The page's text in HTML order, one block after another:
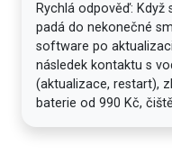
Rychlá odpověď:
padá do nekonečné
software po
následek kontaktu s
(aktualizace, restart),
baterie od 990 Kč,